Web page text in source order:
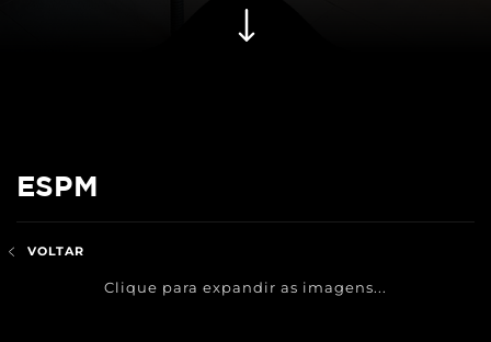
ESPM
VOLTAR
Clique para expandir as imagens...